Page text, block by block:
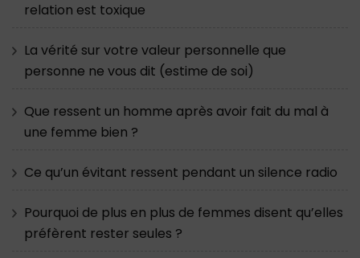
relation est toxique
La vérité sur votre valeur personnelle que
personne ne vous dit (estime de soi)
Que ressent un homme après avoir fait du mal à
une femme bien ?
Ce qu’un évitant ressent pendant un silence radio
Pourquoi de plus en plus de femmes disent qu’elles
préfèrent rester seules ?